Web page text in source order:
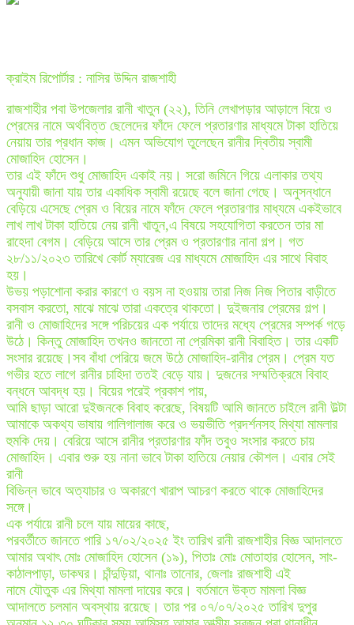
ক্রাইম রিপোর্টার : নাসির উদ্দিন রাজশাহী
রাজশাহীর পবা উপজেলার রানী খাতুন (২২), তিনি লেখাপড়ার আড়ালে বিয়ে ও
প্রেমের নামে অর্থবিত্ত ছেলেদের ফাঁদে ফেলে প্রতারণার মাধ্যমে টাকা হাতিয়ে
নেয়ায় তার প্রধান কাজ। এমন অভিযোগ তুলেছেন রানীর দ্বিতীয় স্বামী
মোজাহিদ হোসেন।
তার এই ফাঁদে শুধু মোজাহিদ একাই নয়। সরো জমিনে গিয়ে এলাকার তথ্য
অনুযায়ী জানা যায় তার একাধিক স্বামী রয়েছে বলে জানা গেছে। অনুসন্ধানে
বেড়িয়ে এসেছে প্রেম ও বিয়ের নামে ফাঁদে ফেলে প্রতারণার মাধ্যমে একইভাবে
লাখ লাখ টাকা হাতিয়ে নেয় রানী খাতুন,এ বিষয়ে সহযোগিতা করতেন তার মা
রাহেদা বেগম। বেড়িয়ে আসে তার প্রেম ও প্রতারণার নানা গল্প। গত
২৮/১১/২০২৩ তারিখে কোর্ট ম্যারেজ এর মাধ্যমে মোজাহিদ এর সাথে বিবাহ
হয়।
উভয় পড়াশোনা করার কারণে ও বয়স না হওয়ায় তারা নিজ নিজ পিতার বাড়ীতে
বসবাস করতো, মাঝে মাঝে তারা একত্রে থাকতো। দুইজনার প্রেমের গল্প।
রানী ও মোজাহিদের সঙ্গে পরিচয়ের এক পর্যায়ে তাদের মধ্যে প্রেমের সম্পর্ক গড়ে
উঠে। কিন্তু মোজাহিদ তখনও জানতো না প্রেমিকা রানী বিবাহিত। তার একটি
সংসার রয়েছে।সব বাঁধা পেরিয়ে জমে উঠে মোজাহিদ-রানীর প্রেম। প্রেম যত
গভীর হতে লাগে রানীর চাহিদা ততই বেড়ে যায়। দুজনের সম্মতিক্রমে বিবাহ
বন্ধনে আবদ্ধ হয়। বিয়ের পরেই প্রকাশ পায়,
আমি ছাড়া আরো দুইজনকে বিবাহ করেছে, বিষয়টি আমি জানতে চাইলে রানী উল্টা
আমাকে অকথ্য ভাষায় গালিগালাজ করে ও ভয়ভীতি প্রদর্শনসহ মিথ্যা মামলার
হুমকি দেয়। বেরিয়ে আসে রানীর প্রতারণার ফাঁদ তবুও সংসার করতে চায়
মোজাহিদ। এবার শুরু হয় নানা ভাবে টাকা হাতিয়ে নেয়ার কৌশল। এবার সেই
রানী
বিভিন্ন ভাবে অত্যাচার ও অকারণে খারাপ আচরণ করতে থাকে মোজাহিদের
সঙ্গে।
এক পর্যায়ে রানী চলে যায় মায়ের কাছে,
পরবর্তীতে জানতে পারি ১৭/০২/২০২৫ ইং তারিখ রানী রাজশাহীর বিজ্ঞ আদালতে
আমার অথাৎ মোঃ মোজাহিদ হোসেন (১৯), পিতাঃ মোঃ মোতাহার হোসেন, সাং-
কাঠালপাড়া, ডাকঘর। চাঁন্দুড়িয়া, থানাঃ তানোর, জেলাঃ রাজশাহী এই
নামে যৌতুক এর মিথ্যা মামলা দায়ের করে। বর্তমানে উক্ত মামলা বিজ্ঞ
আদালতে চলমান অবস্থায় রয়েছে। তার পর ০৭/০৭/২০২৫ তারিখ দুপুর